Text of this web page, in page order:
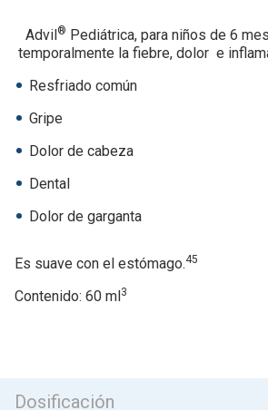
Advil® Pediátrica, para niños de 6
temporalmente la fiebre, dolor e
Resfriado común
Gripe
Dolor de cabeza
Dental
Dolor de garganta
Es suave con el estómago.45
Contenido: 60 ml3
Dosificación